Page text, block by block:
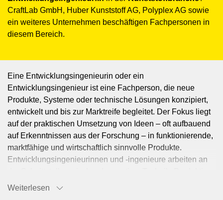
CraftLab GmbH, Huber Kunststoff AG, Polyplex AG sowie
ein weiteres Unternehmen beschäftigen Fachpersonen in
diesem Bereich.
Eine Entwicklungsingenieurin oder ein
Entwicklungsingenieur ist eine Fachperson, die neue
Produkte, Systeme oder technische Lösungen konzipiert,
entwickelt und bis zur Marktreife begleitet. Der Fokus liegt
auf der praktischen Umsetzung von Ideen – oft aufbauend
auf Erkenntnissen aus der Forschung – in funktionierende,
marktfähige und wirtschaftlich sinnvolle Produkte.
Entwicklungsingenieurinnen und -ingenieure arbeiten an
und Markt. Sie sind in zahlreichen Branchen tätig – z. B.
Weiterlesen